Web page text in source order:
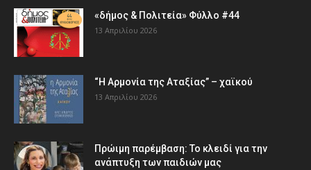
«δήμος & Πολιτεία» Φύλλο #44
13 Απριλίου 2026
“Η Αρμονία της Αταξίας” – χαϊκού
13 Απριλίου 2026
Πρώιμη παρέμβαση: Το κλειδί για την
ανάπτυξη των παιδιών µας